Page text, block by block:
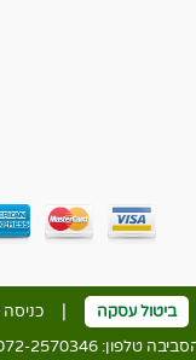
ביטול עסקה |
כניסה
טלפון: 2570346